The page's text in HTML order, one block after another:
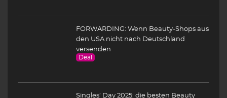
FORWARDING: Wenn Beauty-Shops aus
den USA nicht nach Deutschland
versenden
Deal
Singles’ Day 2025: die besten Beauty